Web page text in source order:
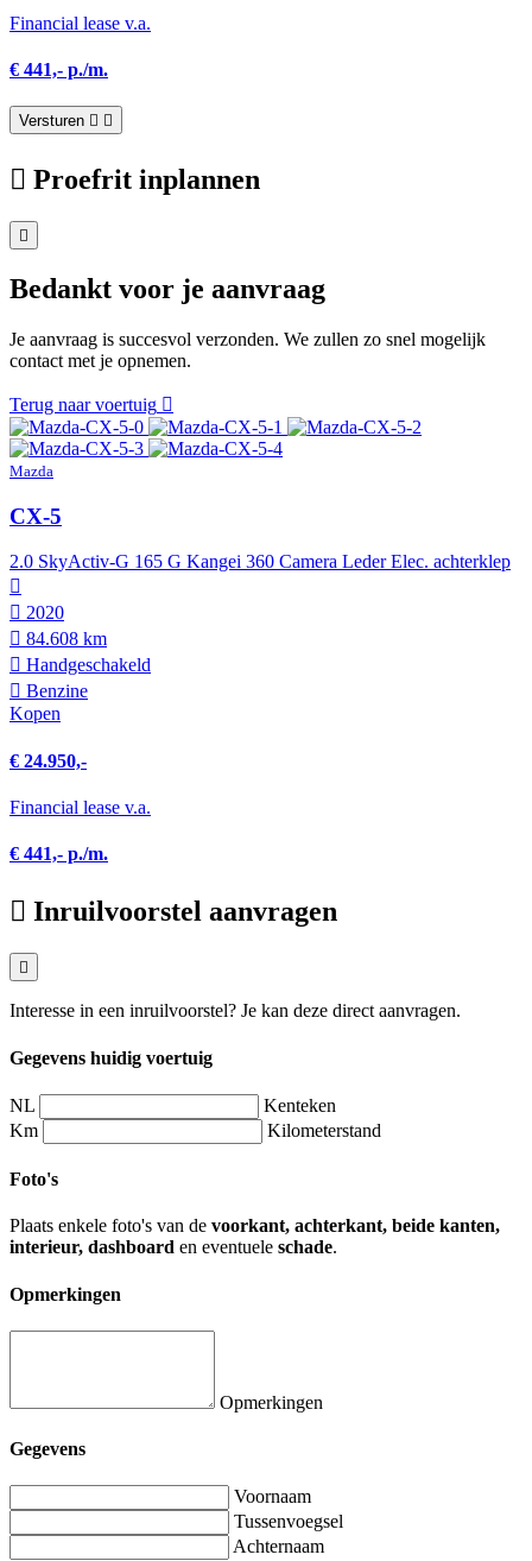
Financial lease v.a.
€ 441,- p./m.
Versturen
Proefrit inplannen
Bedankt voor je aanvraag
Je aanvraag is succesvol verzonden. We zullen zo snel mogelijk
contact met je opnemen.
Terug naar voertuig
Mazda
CX-5
2.0 SkyActiv-G 165 G Kangei 360 Camera Leder Elec. achterklep
2020
84.608 km
Hand­geschakeld
Benzine
Kopen
€ 24.950,-
Financial lease v.a.
€ 441,- p./m.
Inruilvoorstel aanvragen
Interesse in een inruilvoorstel? Je kan deze direct aanvragen.
Gegevens huidig voertuig
NL
Kenteken
Km
Kilometerstand
Foto's
Plaats enkele foto's van de voorkant, achterkant, beide kanten,
interieur, dashboard en eventuele schade.
Opmerkingen
Opmerkingen
Gegevens
Voornaam
Tussenvoegsel
Achternaam